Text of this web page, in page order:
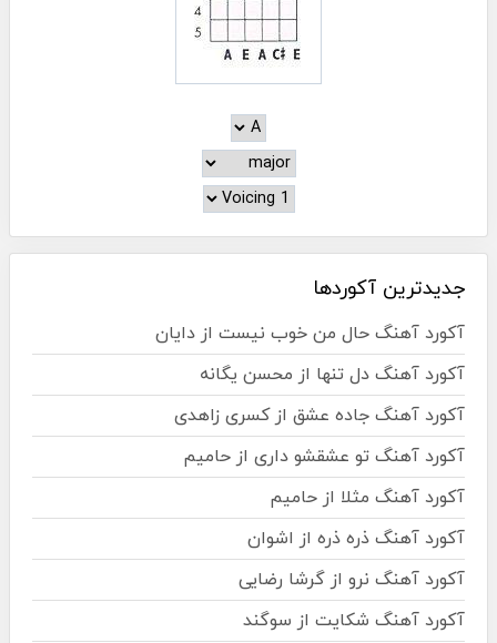
جدیدترین آکوردها
آکورد آهنگ حال من خوب نیست از دایان
آکورد آهنگ دل تنها از محسن یگانه
آکورد آهنگ جاده عشق از کسری زاهدی
آکورد آهنگ تو عشقشو داری از حامیم
آکورد آهنگ مثلا از حامیم
آکورد آهنگ ذره ذره از اشوان
آکورد آهنگ نرو از گرشا رضایی
آکورد آهنگ شکایت از سوگند